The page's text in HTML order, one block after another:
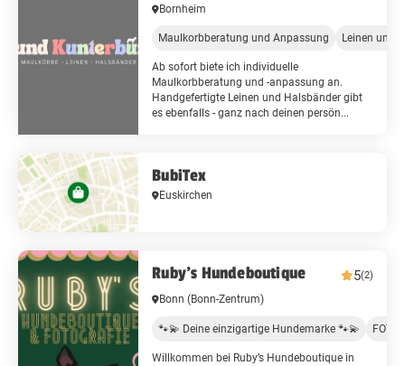
Bornheim
Maulkorbberatung und Anpassung Leinen und
Ab sofort biete ich individuelle
Maulkorbberatung und -anpassung an.
Handgefertigte Leinen und Halsbänder gibt
es ebenfalls - ganz nach deinen persön...
BubiTex
Euskirchen
Ruby’s Hundeboutique 5(2)
Bonn(Bonn-Zentrum)
🐾💫 Deine einzigartige Hundemarke 🐾💫
Willkommen bei Ruby’s Hundeboutique in